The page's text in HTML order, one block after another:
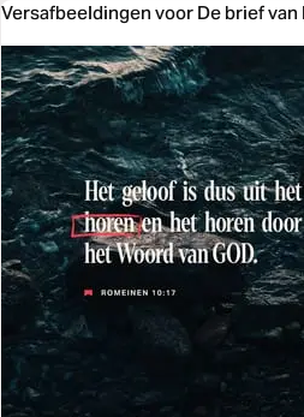
Versafbeeldingen voor De brief van